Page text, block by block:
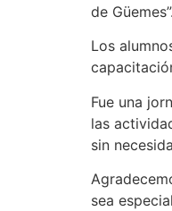
de Güemes”.
Los
Fue una
las
sin
sea